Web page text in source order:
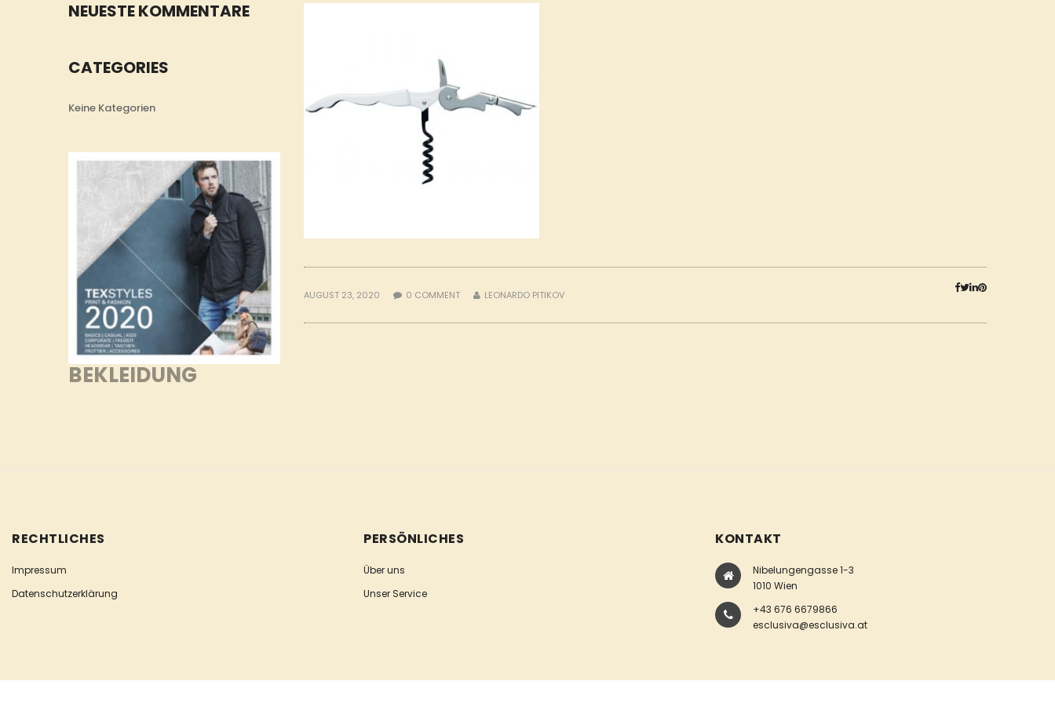
NEUESTE KOMMENTARE
CATEGORIES
Keine Kategorien
BEKLEIDUNG
AUGUST 23, 2020 0 COMMENT LEONARDO PITIKOV
RECHTLICHES
Impressum
Datenschutzerklärung
PERSÖNLICHES
Über uns
Unser Service
KONTAKT
Nibelungengasse 1-3
1010 Wien
+43 676 6679866
esclusiva@esclusiva.at